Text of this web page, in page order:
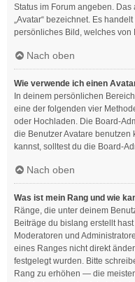
Status im Forum angeben.
„Avatar“ bezeichnet. Es
persönliches Bild, welches von
Nach oben
Wie verwende ich einen
In deinem persönlichen
eine der folgenden vier
oder Hochladen. Die Board-
die Benutzer Avatare benutzen
kannst, solltest du die Board-
Nach oben
Was ist mein Rang und wie
Ränge, die unter deinem
Beiträge du bislang erstellt
Moderatoren und
eines Ranges nicht direkt
festgelegt wurden. Bitte
Rang zu erhöhen — die